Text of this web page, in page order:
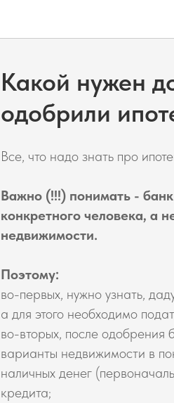
Какой нужен
одобрили
Все, что надо знать про
Важно (!!!) понимать -
конкретного человека, а
недвижимости.
Поэтому:
во-первых, нужно узнать,
а для этого необходимо
во-вторых, после одобрения
варианты недвижимости в
наличных денег
кредита;